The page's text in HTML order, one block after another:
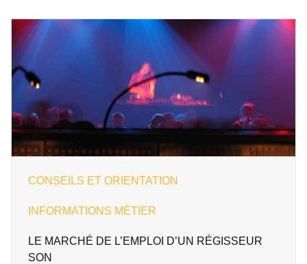
CONSEILS ET ORIENTATION
INFORMATIONS MÉTIER
LE MARCHÉ DE L’EMPLOI D’UN RÉGISSEUR
SON